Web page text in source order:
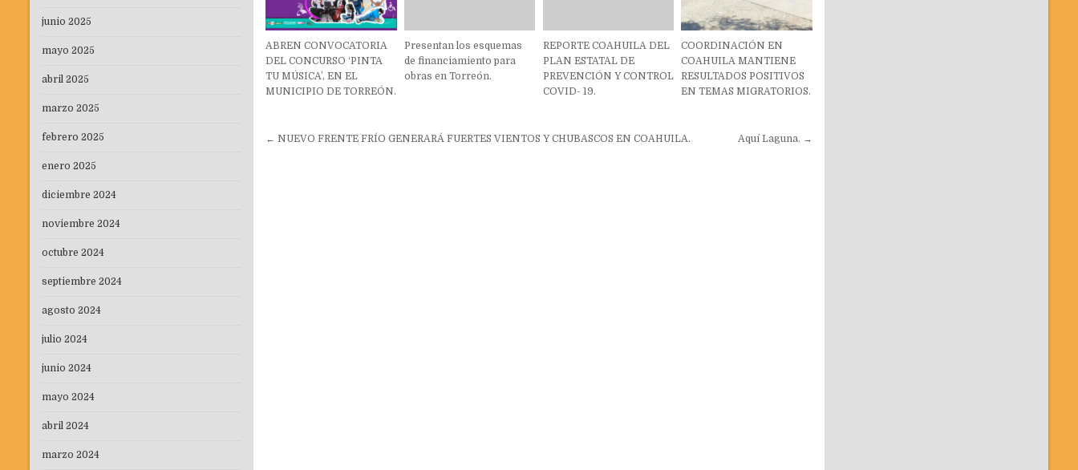
ABREN CONVOCATORIA
DEL CONCURSO ‘PINTA
TU MÚSICA’, EN EL
MUNICIPIO DE TORREÓN.
Presentan los esquemas
de financiamiento para
obras en Torreón.
REPORTE COAHUILA DEL
PLAN ESTATAL DE
PREVENCIÓN Y CONTROL
COVID- 19.
COORDINACIÓN EN
COAHUILA MANTIENE
RESULTADOS POSITIVOS
EN TEMAS MIGRATORIOS.
Navegación
← NUEVO FRENTE FRÍO GENERARÁ FUERTES VIENTOS Y CHUBASCOS EN COAHUILA. Aquí Laguna. →
junio 2025
mayo 2025
abril 2025
marzo 2025
febrero 2025
enero 2025
diciembre 2024
noviembre 2024
octubre 2024
septiembre 2024
agosto 2024
julio 2024
junio 2024
mayo 2024
abril 2024
marzo 2024